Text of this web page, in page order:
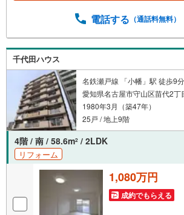
事前にご予約頂きましたら営業時間
動産業者間で不動産情報が共有され
根営業所】○地下鉄名城線、JR中央線
○お子様が遊べるキッズスペースあり○
電話する （通話料無料）
千代田ハウス
名鉄瀬戸線 「小幡」駅 徒歩9分
愛知県名古屋市守山区苗代2丁
1980年3月（築47年）
25戸 / 地上9階
4階 / 南 / 58.6m2 / 2LDK
リフォーム
1,080万円
成約でもらえる